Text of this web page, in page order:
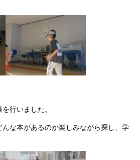
行いました。
な本があるのか楽しみながら探し、学